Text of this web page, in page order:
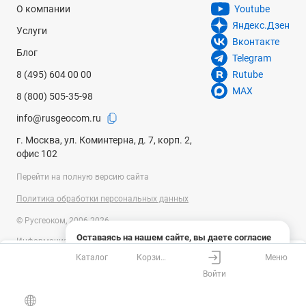
Оставаясь на нашем сайте, вы даете согласие
на использование файлов cookies и сбор данных
системами веб-аналитики
О компании
Услуги
Блог
8 (495) 604 00 00
8 (800) 505-35-98
info@rusgeocom.ru
г. Москва, ул. Коминтерна, д. 7, корп. 2,
офис 102
Youtube
Яндекс.Дзен
Вконтакте
Telegram
Rutube
MAX
Перейти на полную версию сайта
Политика обработки персональных данных
© Русгеоком, 2006-2026
Информация на сайте носит справочный характер и не является
публичной офертой, определяемой положениями Статьи 437
Гражданского кодекса Российской Федерации. Технические
изменены производителем без предварительного уведомления.
Каталог
Корзина
Войти
Меню